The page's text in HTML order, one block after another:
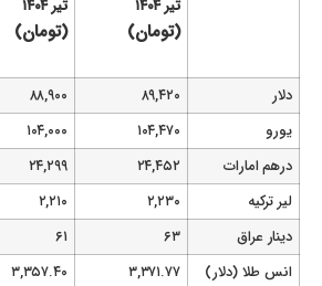
(تومان) (تومان)
۸۹,۴۲۰ ۸۸,۹۰۰
یورو
۱۰۴,۴۷۰ ۱۰۴,۰۰۰
درهم امارات
۲۴,۴۵۲ ۲۴,۲۹۹
لیر ترکیه
۲,۲۳۰ ۲,۲۱۰
دینار عراق
انس طلا (دلار)
۳,۳۷۱.۷۷ ۳,۳۵۷.۴۰